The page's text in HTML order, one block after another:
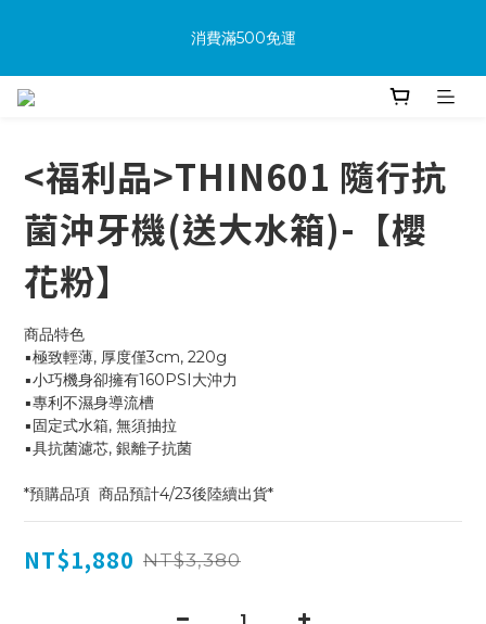
🔥首次加入會員享可享100購物金
🔥購買商品並上網填寫完整保固資料贈100購物金(填保固前須先
消費滿500免運
<福利品>THIN601 隨行抗
菌沖牙機(送大水箱)-【櫻
花粉】
商品特色
▪️極致輕薄, 厚度僅3cm, 220g
▪️小巧機身卻擁有160PSI大沖力
▪️專利不濕身導流槽
▪️固定式水箱, 無須抽拉
▪️具抗菌濾芯, 銀離子抗菌
*預購品項  商品預計4/23後陸續出貨*
NT$1,880 NT$3,380